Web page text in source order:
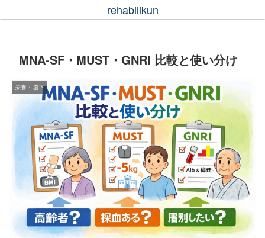
rehabilikun
MNA-SF・MUST・GNRI 比較と使い分け
栄養・嚥下